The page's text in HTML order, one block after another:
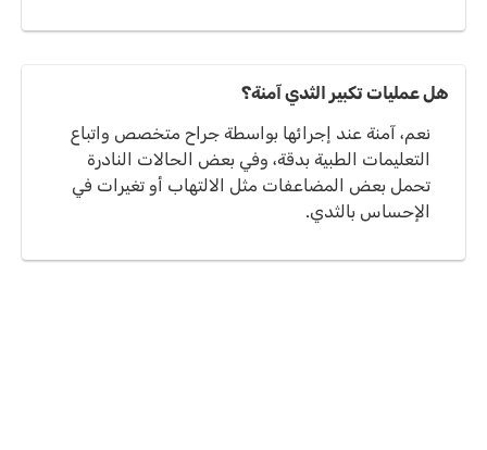
هل عمليات تكبير الثدي آمنة؟
نعم، آمنة عند إجرائها بواسطة جراح متخصص واتباع
التعليمات الطبية بدقة، وفي بعض الحالات النادرة
تحمل بعض المضاعفات مثل الالتهاب أو تغيرات في
الإحساس بالثدي.